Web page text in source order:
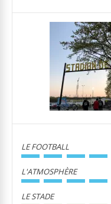
LE FOOTBALL
L'ATMOSPHÈRE
LE STADE